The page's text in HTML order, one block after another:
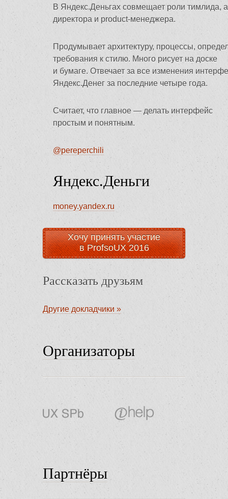
В Яндекс.Деньгах совмещает роли тимлида,
директора и product-менеджера.
Продумывает архитектуру, процессы,
требования к стилю. Много рисует на доске
и бумаге. Отвечает за все изменения
Яндекс.Денег за последние четыре года.
Считает, что главное — делать интерфейс
простым и понятным.
@pereperchili
Яндекс.Деньги
money.yandex.ru
Хочу принять участие
в ProfsoUX 2016
Рассказать друзьям
Другие докладчики »
Организаторы
Партнёры